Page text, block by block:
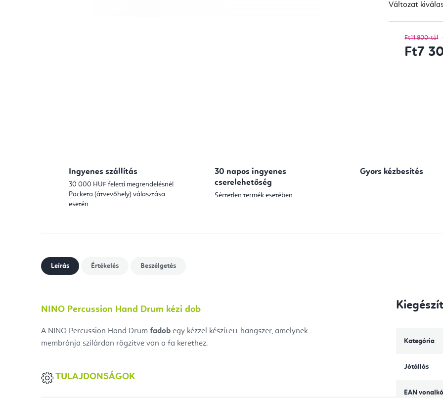
Változat
Ft11 800-tól
Ft7
Ingyenes szállítás
30 000 HUF feletti megrendelésnél
Packeta (átvevőhely) választása
esetén
30 napos ingyenes
cserelehetőség
Sértetlen termék esetében
Gyors kézbesítés
Leírás Értékelés Beszélgetés
NINO Percussion Hand Drum kézi dob
A NINO Percussion Hand Drum fadob egy kézzel készített hangszer, amelynek
membránja szilárdan rögzítve van a fa kerethez.
TULAJDONSÁGOK
Kategória
Jótállás
EAN